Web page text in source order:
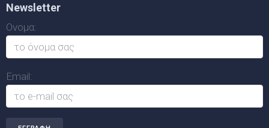
Newsletter
Ονομα:
Email: